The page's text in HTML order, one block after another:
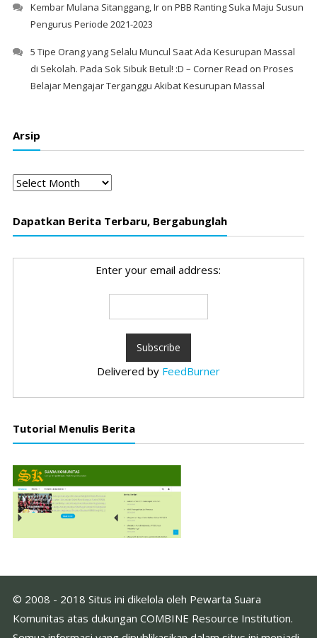
Kembar Mulana Sitanggang, Iron PBB Ranting Suka Maju Susun
Pengurus Periode 2021-2023
5 Tipe Orang yang Selalu Muncul Saat Ada Kesurupan Massal
di Sekolah. Pada Sok Sibuk Betul! :D – Corner Read on Proses
Belajar Mengajar Terganggu Akibat Kesurupan Massal
Arsip
Arsip
Dapatkan Berita Terbaru, Bergabunglah
Enter your email address:
Delivered by FeedBurner
Tutorial Menulis Berita
© 2008 - 2018 Situs ini dikelola oleh Pewarta Suara
Komunitas atas dukungan COMBINE Resource Institution.